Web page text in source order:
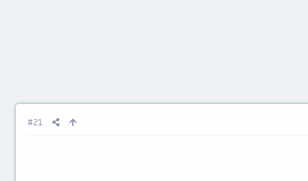
#21